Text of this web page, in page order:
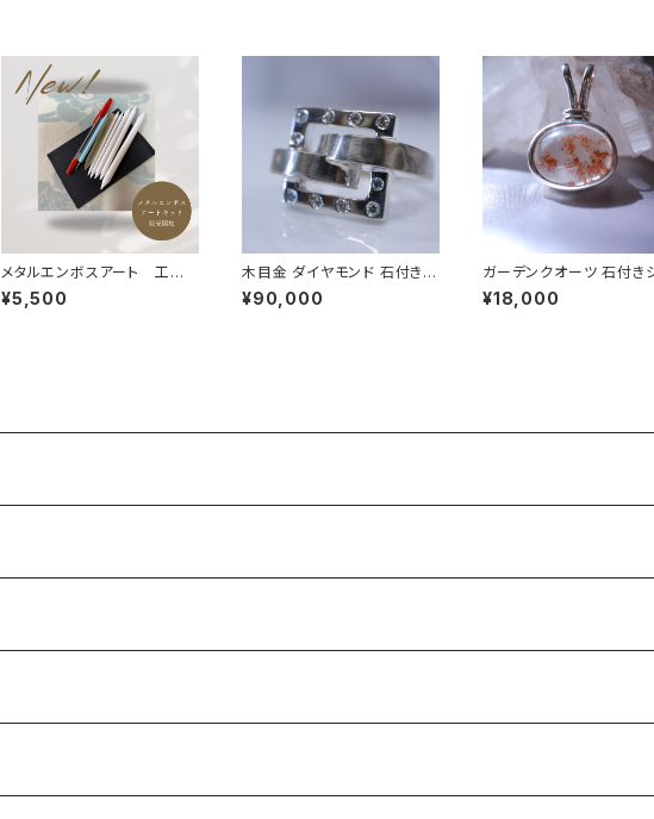
メタルエンボスアート 工具
キッド
¥5,500
木目金 ダイヤモンド 石付きシ
ルバーリング | 石彩-木目金・
高級シルバーリング
¥90,000
ガーデンクオーツ 石付き
バーペンダント | 石彩-木
金・高級シルバーリング
¥18,000